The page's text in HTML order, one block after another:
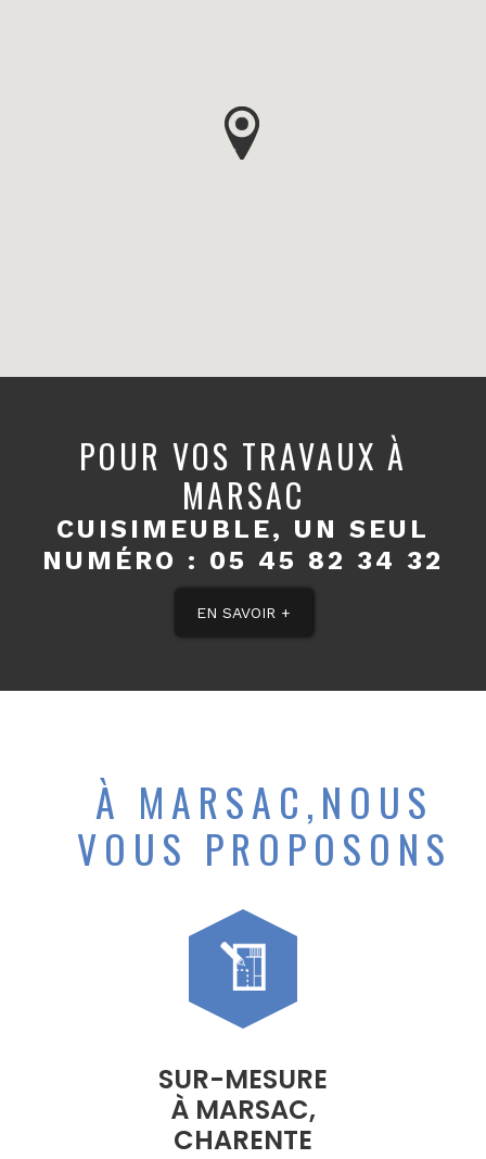
POUR VOS TRAVAUX À
MARSAC
CUISIMEUBLE, UN SEUL
NUMÉRO : 05 45 82 34 32
EN SAVOIR +
À MARSAC,NOUS
VOUS PROPOSONS
SUR-MESURE
À MARSAC,
CHARENTE